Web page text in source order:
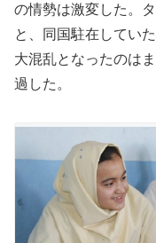
の情勢は激変した。
と、同国駐在してい
大混乱となったのは
過した。